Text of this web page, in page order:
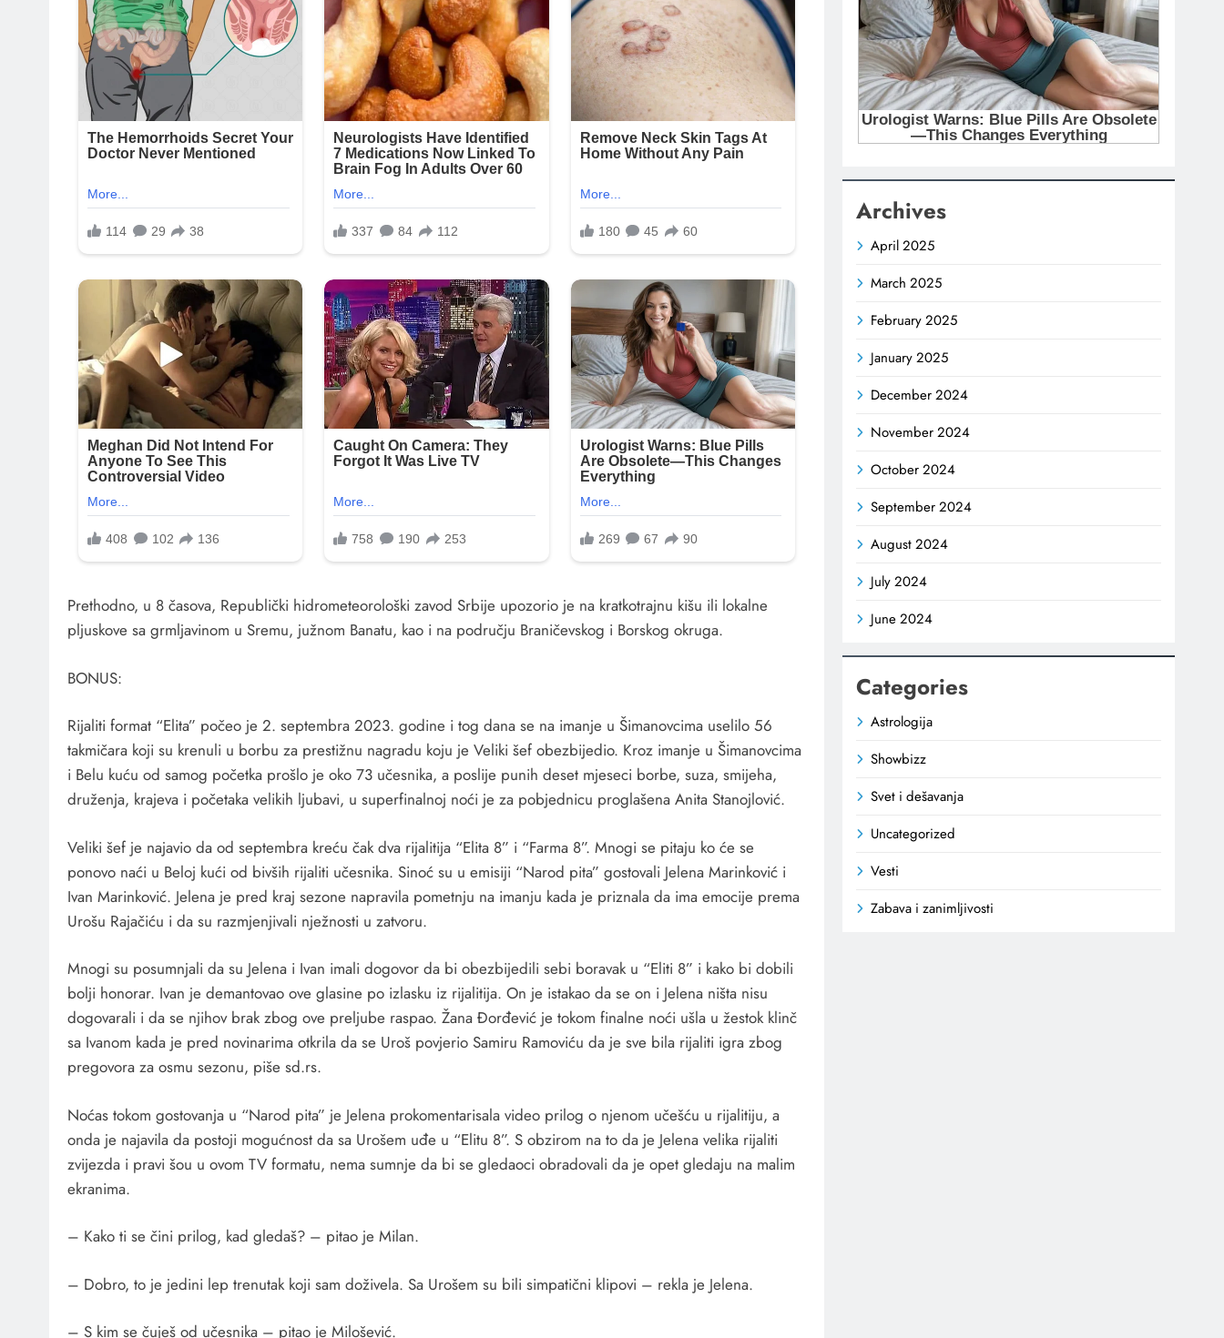
Prethodno, u 8 časova, Republički hidrometeorološki zavod Srbije upozorio je na kratkotrajnu kišu ili lokalne
pljuskove sa grmljavinom u Sremu, južnom Banatu, kao i na području Braničevskog i Borskog okruga.
BONUS:
Rijaliti format “Elita” počeo je 2. septembra 2023. godine i tog dana se na imanje u Šimanovcima uselilo 56
takmičara koji su krenuli u borbu za prestižnu nagradu koju je Veliki šef obezbijedio. Kroz imanje u Šimanovcima
i Belu kuću od samog početka prošlo je oko 73 učesnika, a poslije punih deset mjeseci borbe, suza, smijeha,
druženja, krajeva i početaka velikih ljubavi, u superfinalnoj noći je za pobjednicu proglašena Anita Stanojlović.
Veliki šef je najavio da od septembra kreću čak dva rijalitija “Elita 8” i “Farma 8”. Mnogi se pitaju ko će se
ponovo naći u Beloj kući od bivših rijaliti učesnika. Sinoć su u emisiji “Narod pita” gostovali Jelena Marinković i
Ivan Marinković. Jelena je pred kraj sezone napravila pometnju na imanju kada je priznala da ima emocije prema
Urošu Rajačiću i da su razmjenjivali nježnosti u zatvoru.
Mnogi su posumnjali da su Jelena i Ivan imali dogovor da bi obezbijedili sebi boravak u “Eliti 8” i kako bi dobili
bolji honorar. Ivan je demantovao ove glasine po izlasku iz rijalitija. On je istakao da se on i Jelena ništa nisu
dogovarali i da se njihov brak zbog ove preljube raspao. Žana Đorđević je tokom finalne noći ušla u žestok klinč
sa Ivanom kada je pred novinarima otkrila da se Uroš povjerio Samiru Ramoviću da je sve bila rijaliti igra zbog
pregovora za osmu sezonu, piše sd.rs.
Noćas tokom gostovanja u “Narod pita” je Jelena prokomentarisala video prilog o njenom učešću u rijalitiju, a
onda je najavila da postoji mogućnost da sa Urošem uđe u “Elitu 8”. S obzirom na to da je Jelena velika rijaliti
zvijezda i pravi šou u ovom TV formatu, nema sumnje da bi se gledaoci obradovali da je opet gledaju na malim
ekranima.
– Kako ti se čini prilog, kad gledaš? – pitao je Milan.
– Dobro, to je jedini lep trenutak koji sam doživela. Sa Urošem su bili simpatični klipovi – rekla je Jelena.
– S kim se čuješ od učesnika – pitao je Milošević.
Archives
April 2025
March 2025
February 2025
January 2025
December 2024
November 2024
October 2024
September 2024
August 2024
July 2024
June 2024
Categories
Astrologija
Showbizz
Svet i dešavanja
Uncategorized
Vesti
Zabava i zanimljivosti